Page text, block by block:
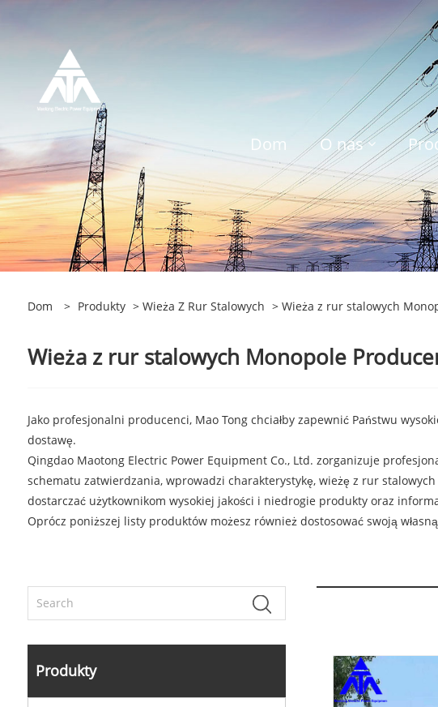
Dom O nas
Dom > Produkty > Wieża Z Rur Stalowych > Wieża z rur stalowych
Wieża z rur stalowych Monopole
Jako profesjonalni producenci, Mao Tong chciałby zapewnić Państwu
dostawę.
Qingdao Maotong Electric Power Equipment Co., Ltd. zorganizuje
schematu zatwierdzania, wprowadzi charakterystykę, wieżę z rur
dostarczać użytkownikom wysokiej jakości i niedrogie produkty oraz
Oprócz poniższej listy produktów możesz również dostosować swoją
Produkty